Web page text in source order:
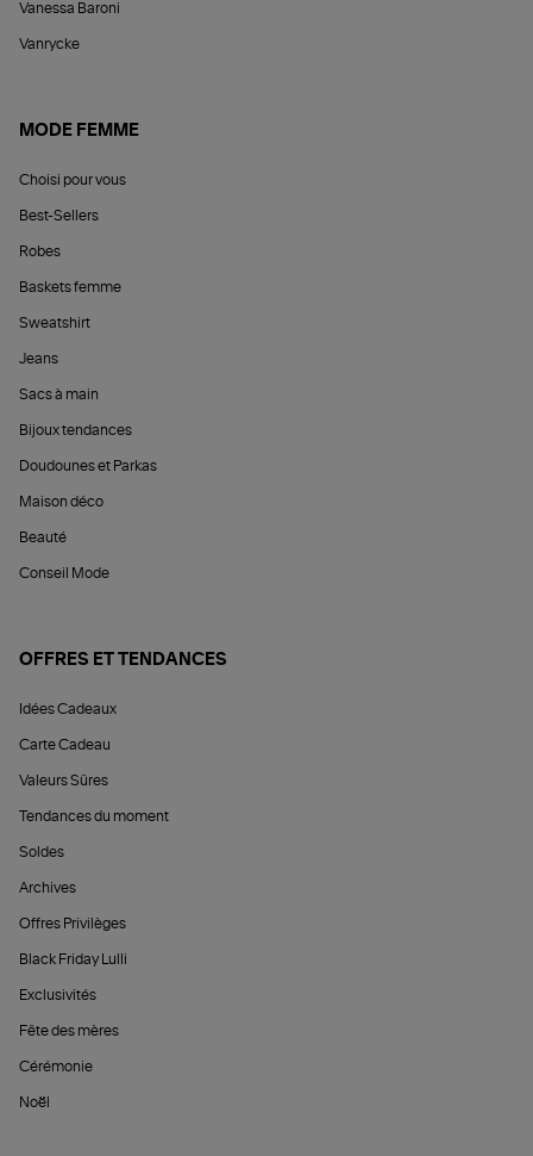
Vanessa Baroni
Vanrycke
MODE FEMME
Choisi pour vous
Best-Sellers
Robes
Baskets femme
Sweatshirt
Jeans
Sacs à main
Bijoux tendances
Doudounes et Parkas
Maison déco
Beauté
Conseil Mode
OFFRES ET TENDANCES
Idées Cadeaux
Carte Cadeau
Valeurs Sûres
Tendances du moment
Soldes
Archives
Offres Privilèges
Black Friday Lulli
Exclusivités
Fête des mères
Cérémonie
Noël